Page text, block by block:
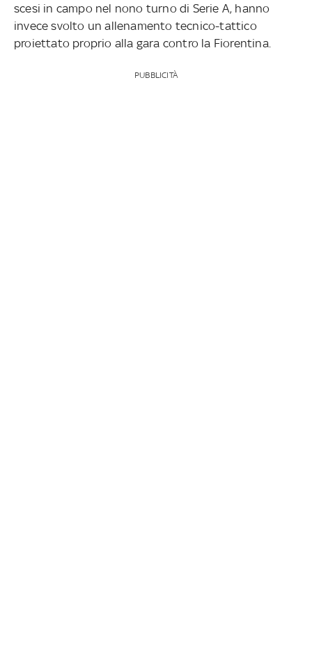
scesi in campo nel nono turno di Serie A, hanno
invece svolto un allenamento tecnico-tattico
proiettato proprio alla gara contro la Fiorentina.
PUBBLICITÀ